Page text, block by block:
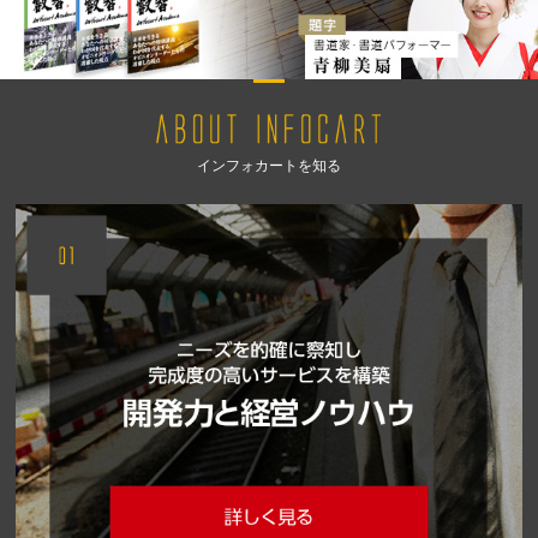
インフォカートを知る